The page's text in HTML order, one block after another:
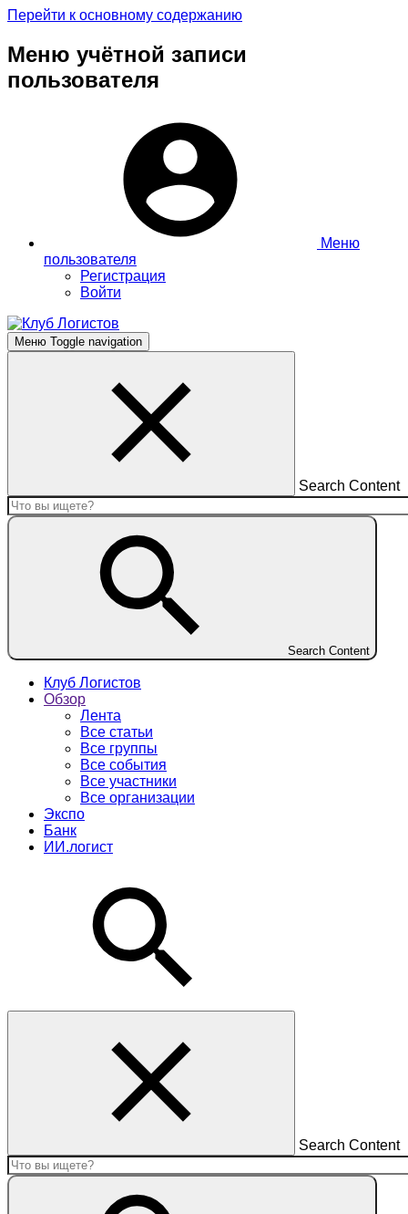
Перейти к основному содержанию
Меню учётной записи
пользователя
Меню
пользователя
Регистрация
Войти
Меню Toggle navigation
Search Content
Search Content
Клуб Логистов
Обзор
Лента
Все статьи
Все группы
Все события
Все участники
Все организации
Экспо
Банк
ИИ.логист
Search Content